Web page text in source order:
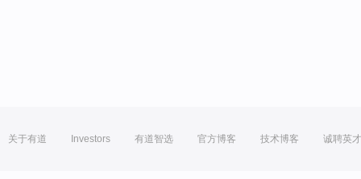
关于有道 Investors 有道智选 官方博客 技术博客 诚聘英才